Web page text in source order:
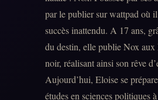
par le publier sur wattpad où
succès inattendu. A 17 ans,
du destin, elle publie Nox
noir, réalisant ainsi son rêve
Aujourd’hui, Eloise se
études en sciences politiques